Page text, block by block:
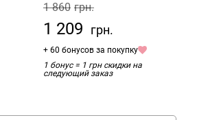
1 860 грн.
1 209 грн.
+ 60 бонусов за покупку
1 бонус = 1 грн скидки на
следующий заказ